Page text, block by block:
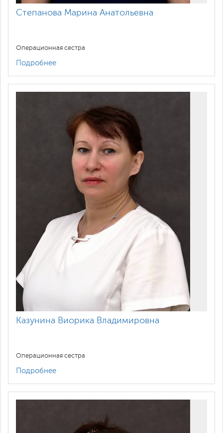
Степанова Марина Анатольевна
Операционная сестра
Подробнее
Казунина Виорика Владимировна
Операционная сестра
Подробнее